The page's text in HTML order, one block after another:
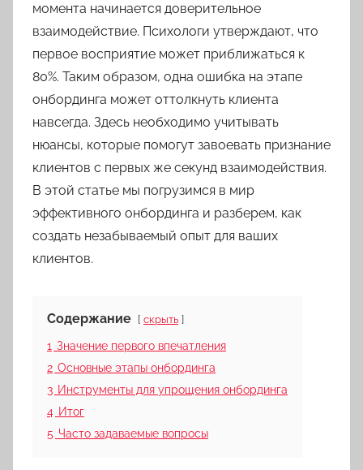
момента начинается доверительное
взаимодействие. Психологи утверждают, что
первое восприятие может приближаться к
80%. Таким образом, одна ошибка на этапе
онбординга может оттолкнуть клиента
навсегда. Здесь необходимо учитывать
нюансы, которые помогут завоевать признание
клиентов с первых же секунд взаимодействия.
В этой статье мы погрузимся в мир
эффективного онбординга и разберем, как
создать незабываемый опыт для ваших
клиентов.
Содержание скрыть
1 Значение первого впечатления
2 Основные этапы онбординга
3 Инструменты для упрощения онбординга
4 Итог
5 Часто задаваемые вопросы